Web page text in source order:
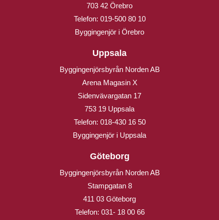
703 42 Örebro
Telefon: 019-500 80 10
Byggingenjör i Örebro
Uppsala
Byggingenjörsbyrån Norden AB
Arena Magasin X
Sidenvävargatan 17
753 19 Uppsala
Telefon: 018-430 16 50
Byggingenjör i Uppsala
Göteborg
Byggingenjörsbyrån Norden AB
Stampgatan 8
411 03 Göteborg
Telefon: 031- 18 00 66